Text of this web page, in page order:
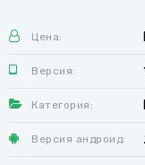
Цена:
Версия:
Категория:
Версия андроид: